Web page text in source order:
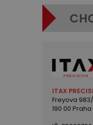
ITAX
Freyova
190 00 Praha